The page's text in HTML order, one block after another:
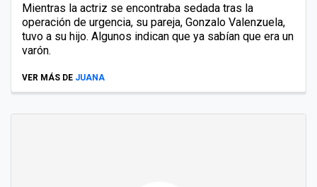
Mientras la actriz se encontraba sedada tras la
operación de urgencia, su pareja, Gonzalo Valenzuela,
tuvo a su hijo. Algunos indican que ya sabían que era un
varón.
VER MÁS DE JUANA